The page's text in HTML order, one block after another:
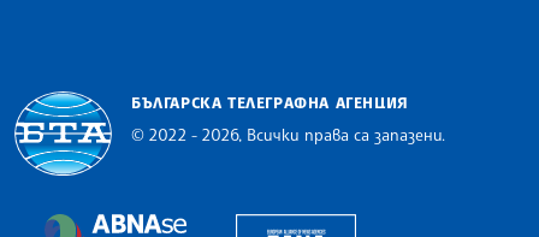
БЪЛГАРСКА ТЕЛЕГРАФНА АГЕНЦИЯ
© 2022 - 2026, Всички права са запазени.
The Assocoation of the Balkan News Agencies